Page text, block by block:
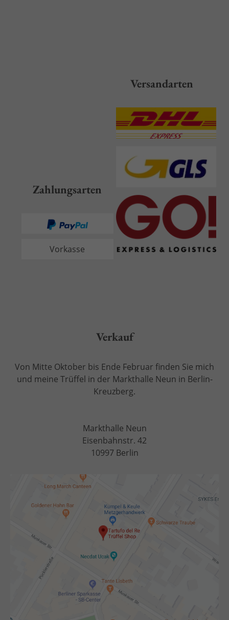
Zahlungsarten
Vorkasse
Versandarten
Verkauf
Von Mitte Oktober bis Ende Februar finden Sie mich
und meine Trüffel in der Markthalle Neun in Berlin-
Kreuzberg.
Markthalle Neun
Eisenbahnstr. 42
10997 Berlin